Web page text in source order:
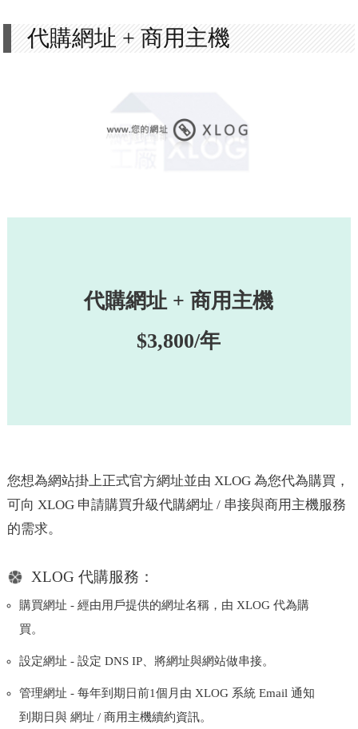
代購網址 + 商用主機
代購網址 + 商用主機
$3,800/年
您想為網站掛上正式官方網址並由 XLOG 為您代為購買，
可向 XLOG 申請購買升級代購網址 / 串接與商用主機服務
的需求。
XLOG 代購服務：
購買網址 - 經由用戶提供的網址名稱，由 XLOG 代為購
買。
設定網址 - 設定 DNS IP、將網址與網站做串接。
管理網址 - 每年到期日前1個月由 XLOG 系統 Email 通知
到期日與 網址 / 商用主機續約資訊。